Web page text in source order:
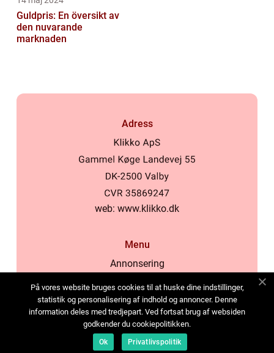
Guldpris: En översikt av
den nuvarande
marknaden
Adress
web: www.klikko.dk
Menu
Annonsering
Cookies
Kontakta oss
Sitemap
På vores website bruges cookies til at huske dine indstillinger,
statistik og personalisering af indhold og annoncer. Denne
information deles med tredjepart. Ved fortsat brug af websiden
godkender du cookiepolitikken.
Ok Privatlivspolitik